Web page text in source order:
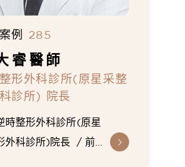
例 285
睿 醫師
形外科診所(原星采整
診所) 院長
時整形外科診所(原星
外科診所)院長
前